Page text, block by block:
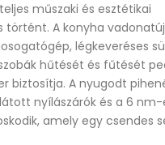
műszaki és esztétikai
történt. A konyha
légkeveréses
hűtését és fűtését
biztosítja. A nyugodt
nyílászárók és a 6 nm-
amely egy csendes